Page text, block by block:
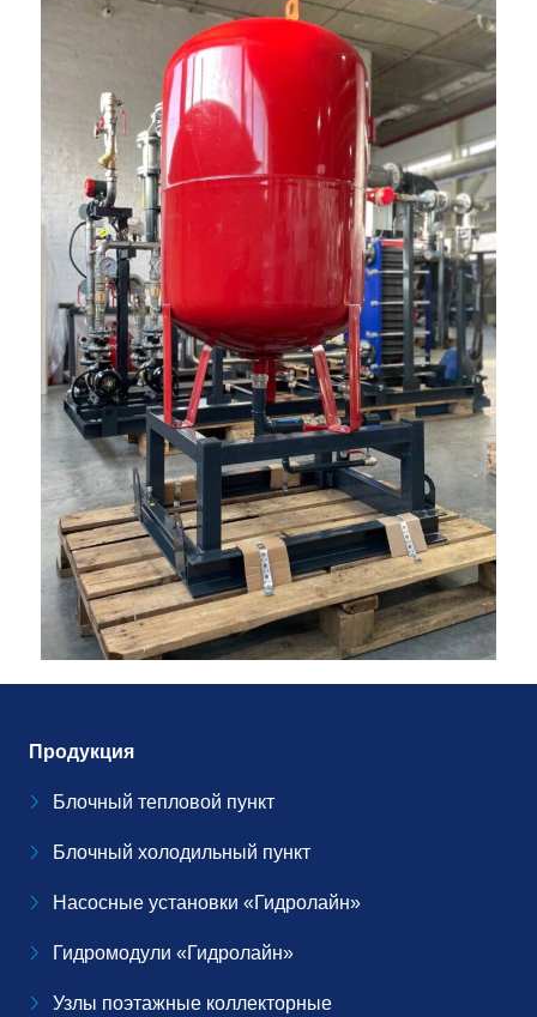
Продукция
Блочный тепловой пункт
Блочный холодильный пункт
Насосные установки «Гидролайн»
Гидромодули «Гидролайн»
Узлы поэтажные коллекторные